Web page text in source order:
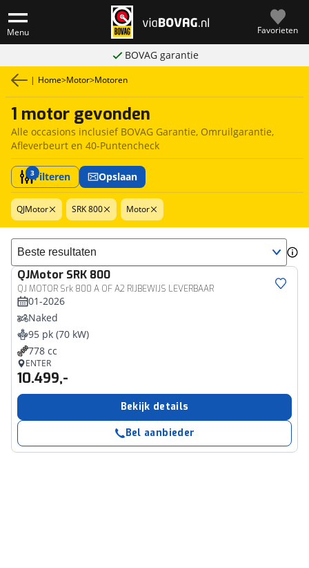
Menu Favorieten
BOVAG garantie
| Home>Motor>Motoren
1 motor gevonden
Alle occasions inclusief BOVAG Garantie, Omruilgarantie,
Afleverbeurt en 40-Puntencheck
3Filteren Opslaan
QJMotor SRK 800 Motor
Sorteer resultaten
QJMotor SRK 800
QJ MOTOR Srk 800 A OF A2 RIJBEWIJS LEVERBAAR
01-2026
Naked
95 pk (70 kW)
778 cc
ENTER
10.499,-
Bekijk details
Bel aanbieder